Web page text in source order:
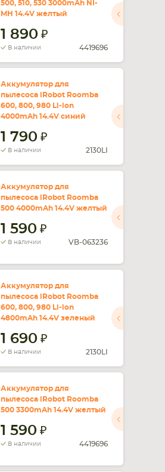
500, 510, 530 3000mAh NI-
MH 14.4V желтый
1 890
В наличии 4419696
Аккумулятор для
пылесоса iRobot Roomba
600, 800, 980 Li-ion
4000mAh 14.4V синий
1 790
В наличии 2130LI
Аккумулятор для
пылесоса iRobot Roomba
500 4000mAh 14.4V желтый
1 590
В наличии VB-063236
Аккумулятор для
пылесоса iRobot Roomba
600, 800, 980 Li-ion
4800mAh 14.4V зеленый
1 690
В наличии 2130LI
Аккумулятор для
пылесоса iRobot Roomba
500 3300mAh 14.4V желтый
1 590
В наличии 4419696